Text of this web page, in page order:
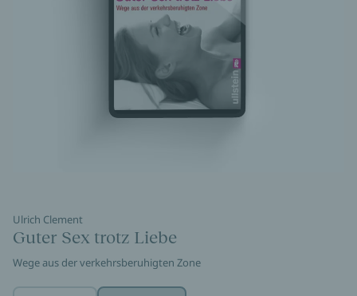
Ulrich Clement
Guter Sex trotz Liebe
Wege aus der verkehrsberuhigten Zone